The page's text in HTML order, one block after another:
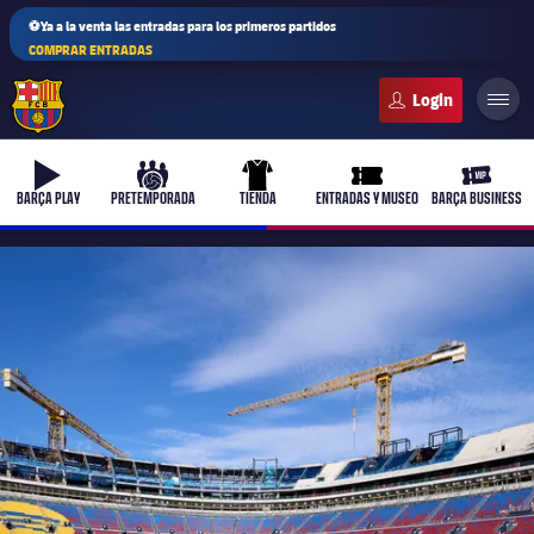
⚽Ya a la venta las entradas para los primeros partidos
COMPRAR ENTRADAS
b-play
BARÇA PLAY
culers-ball
PRETEMPORADA
uniform
TIENDA
ticket-full
ENTRADAS Y MUSEO
ticket-
BARÇA BUSINESS
PLUSICON
Primer equipo
Femenino
plusicon
más
Actualidad
Barça Atlètic
plusicon
más